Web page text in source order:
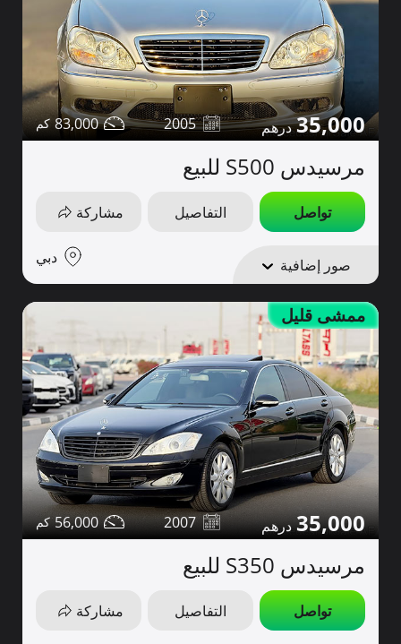
35,000
2005
83,000
مرسيدس S500 للبيع
تواصل التفاصيل مشاركة
صور إضافية دبي
ممشى قليل
35,000
2007
56,000
مرسيدس S350 للبيع
تواصل التفاصيل مشاركة